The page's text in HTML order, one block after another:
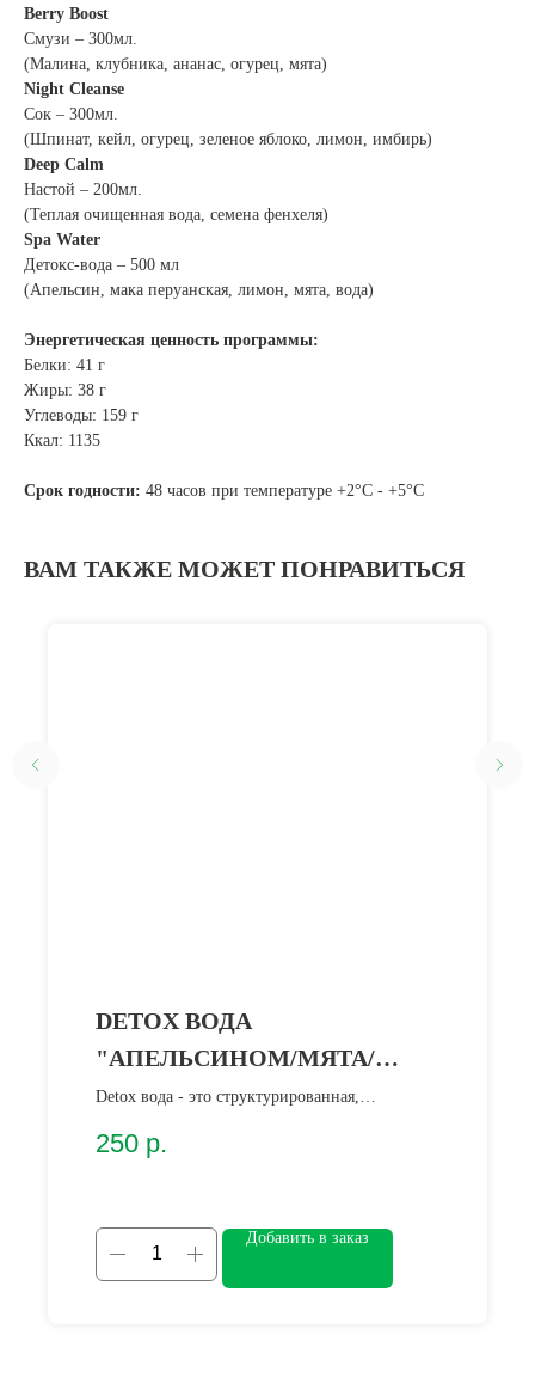
Berry Boost
Смузи – 300мл.
(Малина, клубника, ананас, огурец, мята)
Night Cleanse
Сок – 300мл.
(Шпинат, кейл, огурец, зеленое яблоко, лимон, имбирь)
Deep Calm
Настой – 200мл.
(Теплая очищенная вода, семена фенхеля)
Spa Water
Детокс-вода – 500 мл
(Апельсин, мака перуанская, лимон, мята, вода)
Энергетическая ценность программы:
Белки: 41 г
Жиры: 38 г
Углеводы: 159 г
Ккал: 1135
Срок годности: 48 часов при температуре +2°C - +5°C
ВАМ ТАКЖЕ МОЖЕТ ПОНРАВИТЬСЯ
DETOX ВОДА
"АПЕЛЬСИНОМ/МЯТА/
ЕЖЕВИКА"
Detox вода - это структурированная,
организма вода, которая имеет отрицательный
250 р.
Добавить в заказ